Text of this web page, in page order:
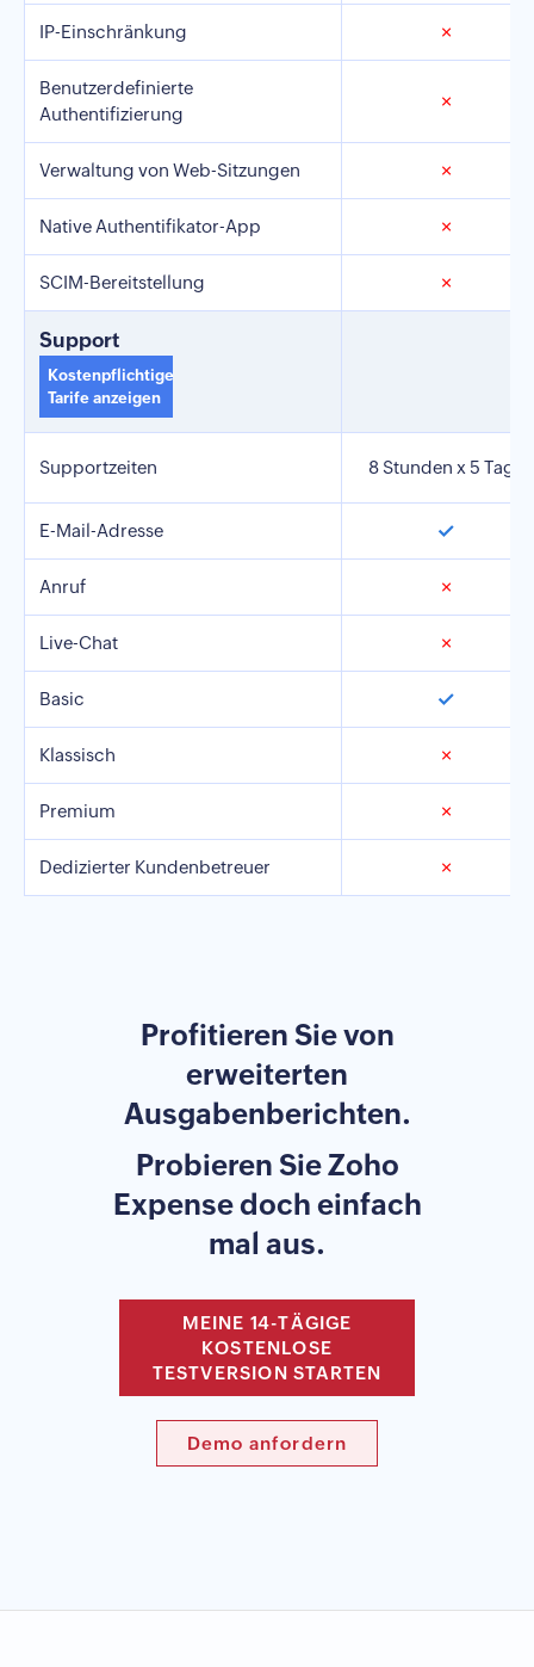
IP-Einschränkung ✗
Benutzerdefinierte
Authentifizierung
✗
Verwaltung von Web-Sitzungen ✗
Native Authentifikator-App ✗
SCIM-Bereitstellung ✗
Support
Kostenpflichtige
Tarife anzeigen
Supportzeiten 8 Stunden x 5 Tage
E-Mail-Adresse ✓
Anruf ✗
Live-Chat ✗
Basic ✓
Klassisch ✗
Premium ✗
Dedizierter Kundenbetreuer ✗
Profitieren Sie von
erweiterten
Ausgabenberichten.
Probieren Sie Zoho
Expense doch einfach
mal aus.
MEINE 14-TÄGIGE
KOSTENLOSE
TESTVERSION STARTEN
Demo anfordern